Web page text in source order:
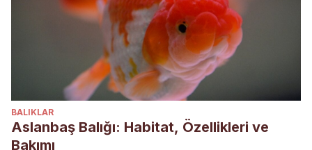
BALIKLAR
Aslanbaş Balığı: Habitat, Özellikleri ve
Bakımı